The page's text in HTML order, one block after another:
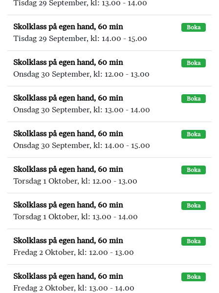
Tisdag 29 September, kl: 13.00 - 14.00
Skolklass på egen hand, 60 min Boka
Tisdag 29 September, kl: 14.00 - 15.00
Skolklass på egen hand, 60 min Boka
Onsdag 30 September, kl: 12.00 - 13.00
Skolklass på egen hand, 60 min Boka
Onsdag 30 September, kl: 13.00 - 14.00
Skolklass på egen hand, 60 min Boka
Onsdag 30 September, kl: 14.00 - 15.00
Skolklass på egen hand, 60 min Boka
Torsdag 1 Oktober, kl: 12.00 - 13.00
Skolklass på egen hand, 60 min Boka
Torsdag 1 Oktober, kl: 13.00 - 14.00
Skolklass på egen hand, 60 min Boka
Fredag 2 Oktober, kl: 12.00 - 13.00
Skolklass på egen hand, 60 min Boka
Fredag 2 Oktober, kl: 13.00 - 14.00